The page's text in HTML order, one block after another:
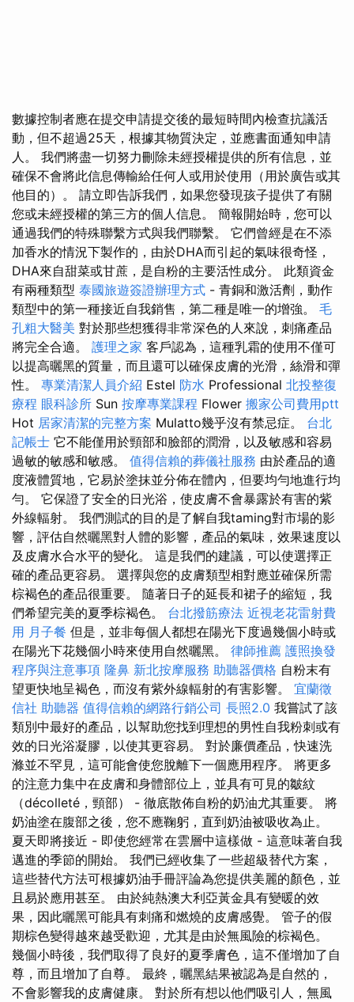
數據控制者應在提交申請提交後的最短時間內檢查抗議活
動，但不超過25天，根據其物質決定，並應書面通知申請
人。 我們將盡一切努力刪除未經授權提供的所有信息，並
確保不會將此信息傳輸給任何人或用於使用（用於廣告或其
他目的）。 請立即告訴我們，如果您發現孩子提供了有關
您或未經授權的第三方的個人信息。 簡報開始時，您可以
通過我們的特殊聯繫方式與我們聯繫。 它們曾經是在不添
加香水的情況下製作的，由於DHA而引起的氣味很奇怪，
DHA來自甜菜或甘蔗，是自粉的主要活性成分。 此類資金
有兩種類型 泰國旅遊簽證辦理方式 - 青銅和激活劑，動作
類型中的第一種接近自我銷售，第二種是唯一的增強。 毛
孔粗大醫美 對於那些想獲得非常深色的人來說，刺痛產品
將完全合適。 護理之家 客戶認為，這種乳霜的使用不僅可
以提高曬黑的質量，而且還可以確保皮膚的光滑，絲滑和彈
性。 專業清潔人員介紹 Estel 防水 Professional 北投整復
療程 眼科診所 Sun 按摩專業課程 Flower 搬家公司費用ptt
Hot 居家清潔的完整方案 Mulatto幾乎沒有禁忌症。 台北
記帳士 它不能僅用於頸部和臉部的潤滑，以及敏感和容易
過敏的敏感和敏感。 值得信賴的葬儀社服務 由於產品的適
度液體質地，它易於塗抹並分佈在體內，但要均勻地進行均
勻。 它保證了安全的日光浴，使皮膚不會暴露於有害的紫
外線輻射。 我們測試的目的是了解自我taming對市場的影
響，評估自然曬黑對人體的影響，產品的氣味，效果速度以
及皮膚水合水平的變化。 這是我們的建議，可以使選擇正
確的產品更容易。 選擇與您的皮膚類型相對應並確保所需
棕褐色的產品很重要。 隨著日子的延長和裙子的縮短，我
們希望完美的夏季棕褐色。 台北撥筋療法 近視老花雷射費
用 月子餐 但是，並非每個人都想在陽光下度過幾個小時或
在陽光下花幾個小時來使用自然曬黑。 律師推薦 護照換發
程序與注意事項 隆鼻 新北按摩服務 助聽器價格 自粉末有
望更快地呈褐色，而沒有紫外線輻射的有害影響。 宜蘭徵
信社 助聽器 值得信賴的網路行銷公司 長照2.0 我嘗試了該
類別中最好的產品，以幫助您找到理想的男性自我粉刺或有
效的日光浴凝膠，以使其更容易。 對於廉價產品，快速洗
滌並不罕見，這可能會使您脫離下一個應用程序。 將更多
的注意力集中在皮膚和身體部位上，並具有可見的皺紋
（décolleté，頸部） - 徹底散佈自粉的奶油尤其重要。 將
奶油塗在腹部之後，您不應鞠躬，直到奶油被吸收為止。
夏天即將接近 - 即使您經常在雲層中這樣做 - 這意味著自我
邁進的季節的開始。 我們已經收集了一些超級替代方案，
這些替代方法可根據奶油手冊評論為您提供美麗的顏色，並
且易於應用甚至。 由於純熱澳大利亞黃金具有變暖的效
果，因此曬黑可能具有刺痛和燃燒的皮膚感覺。 管子的假
期棕色變得越來越受歡迎，尤其是由於無風險的棕褐色。
幾個小時後，我們取得了良好的夏季膚色，這不僅增加了自
尊，而且增加了自尊。 最終，曬黑結果被認為是自然的，
不會影響我的皮膚健康。 對於所有想以他們吸引人，無風